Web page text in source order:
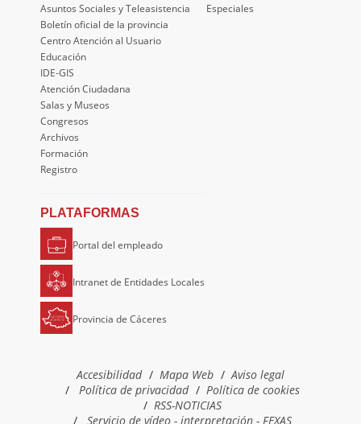
Asuntos Sociales y Teleasistencia
Boletín oficial de la provincia
Centro Atención al Usuario
Educación
IDE-GIS
Atención Ciudadana
Salas y Museos
Congresos
Archivos
Formación
Registro
Especiales
PLATAFORMAS
Portal del empleado
Intranet de Entidades Locales
Provincia de Cáceres
Accesibilidad Mapa Web
Aviso legal
Política de privacidad
Política de cookies
RSS-NOTICIAS
Servicio de vídeo - interpretación - FEXAS